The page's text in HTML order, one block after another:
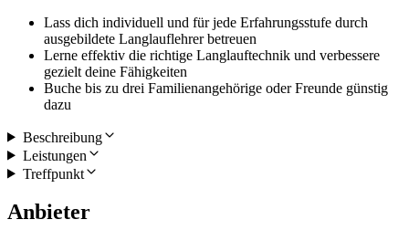
Lass dich individuell und für jede Erfahrungsstufe durch
ausgebildete Langlauflehrer betreuen
Lerne effektiv die richtige Langlauftechnik und verbessere
gezielt deine Fähigkeiten
Buche bis zu drei Familienangehörige oder Freunde günstig
dazu
Beschreibung
Leistungen
Treffpunkt
Anbieter